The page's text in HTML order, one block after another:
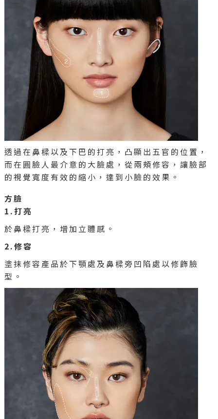
透過在鼻樑以及下巴的打亮，凸顯出五官的位置，
而在圓臉人最介意的大臉處，從兩頰修容，讓臉部
的視覺寬度有效的縮小，達到小臉的效果。
方臉
1.打亮
於鼻樑打亮，增加立體感。
2.修容
塗抹修容產品於下顎處及鼻樑旁凹陷處以修飾臉
型。